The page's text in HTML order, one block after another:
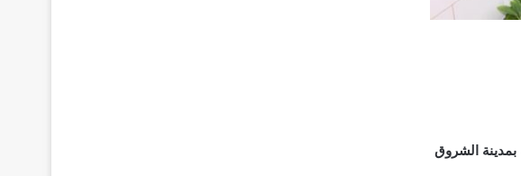
بمدينة الشروق